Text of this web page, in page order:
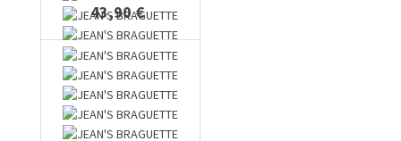
43,90 €